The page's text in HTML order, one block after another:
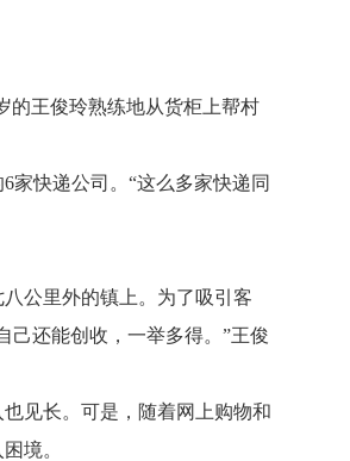
的王俊玲熟练地从货柜上帮村
家快递公司。“这么多家快递同
公里外的镇上。为了吸引客
己还能创收，一举多得。”王俊
见长。可是，随着网上购物和
境。